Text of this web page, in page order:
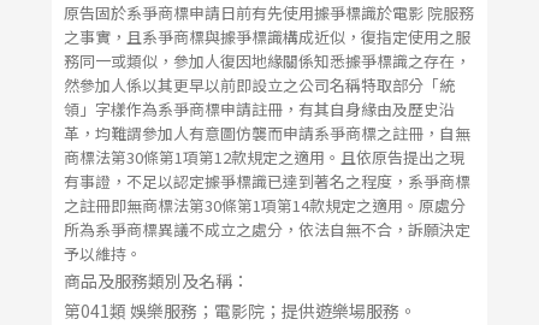
原告固於系爭商標申請日前有先使用據爭標識於電影 院服務
之事實，且系爭商標與據爭標識構成近似，復指定使用之服
務同一或類似，參加人復因地緣關係知悉據爭標識之存在，
然參加人係以其更早以前即設立之公司名稱特取部分「統
領」字樣作為系爭商標申請註冊，有其自身緣由及歷史沿
革，均難謂參加人有意圖仿襲而申請系爭商標之註冊，自無
商標法第30條第1項第12款規定之適用。且依原告提出之現
有事證，不足以認定據爭標識已達到著名之程度，系爭商標
之註冊即無商標法第30條第1項第14款規定之適用。原處分
所為系爭商標異議不成立之處分，依法自無不合，訴願決定
予以維持。
商品及服務類別及名稱：
第041類 娛樂服務；電影院；提供遊樂場服務。